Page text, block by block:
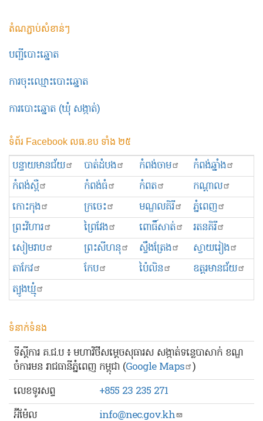
តំណភ្ជាប់សំខាន់ៗ
បញ្ជីបោះឆ្នោត
ការចុះឈ្មោះបោះឆ្នោត
ការបោះឆ្នោត (ឃុំ សង្កាត់)
ទំព័រ Facebook លធ.ខប ទាំង ២៥
បន្ទាយមានជ័យ បាត់ដំបង កំពង់ចាម
កំពង់ឆ្នាំង
កំពង់ស្ពឺ
កំពង់ធំ កំពត
កណ្ដាល
កោះកុង
ក្រចេះ មណ្ឌលគិរី
ភ្នំពេញ
ព្រះ​វិហារ
ព្រៃវែង ពោធិ៍សាត់
រតនគិរី
សៀមរាប
ព្រះសីហនុ ស្ទឹងត្រែង
ស្វាយរៀង
តាកែវ
កែប ប៉ៃលិន
ឧត្ដរមានជ័យ
ត្បូងឃ្មុំ
ទំនាក់ទំនង
ទីស្ដីការ គ.ជ.ប ៖ មហាវិថីសម្ដេចសុធារស សង្កាត់ទន្លេបាសាក់ ខណ្ឌ
ចំការមន រាជធានីភ្នំពេញ កម្ពុជា (Google Maps )
លេខ​ទូរសព្ទ
+855 23 235 271
អ៊ីម៉ែល
info@nec.gov.kh